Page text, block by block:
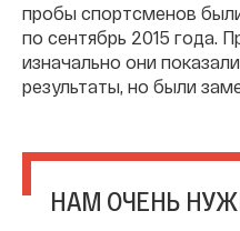
пробы спортсменов
по сентябрь 2015 года.
изначально они
результаты, но были
НАМ ОЧЕНЬ